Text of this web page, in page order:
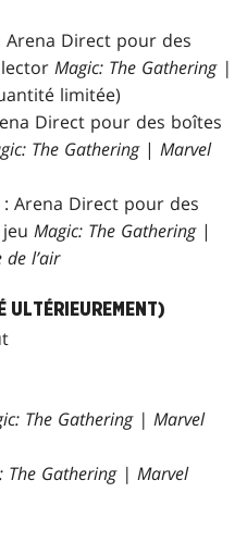
Direct pour des
Magic: The Gathering |
limitée)
Direct pour des boîtes
The Gathering|Marvel
Arena Direct pour des
jeuMagic: The Gathering|
l’air
ULTÉRIEUREMENT)
The Gathering | Marvel
The Gathering | Marvel